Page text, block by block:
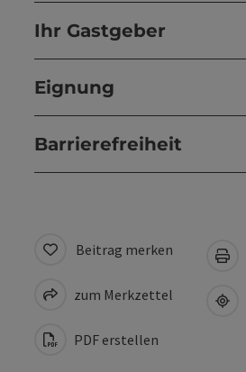
Ihr Gastgeber
Eignung
Barrierefreiheit
Beitrag merken
zum Merkzettel
PDF erstellen